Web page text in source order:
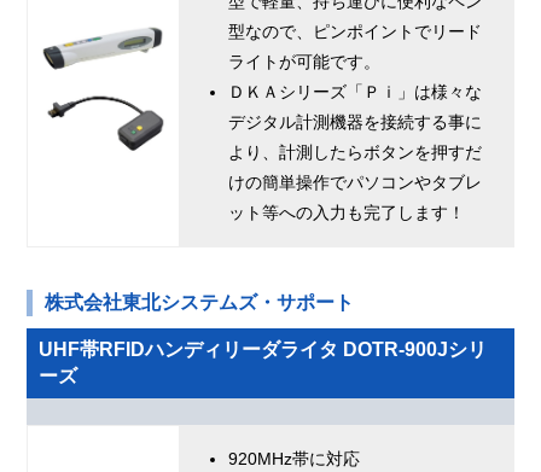
型なので、ピンポイントでリード
ライトが可能です。
ＤＫＡシリーズ「Ｐｉ」は様々な
デジタル計測機器を接続する事に
より、計測したらボタンを押すだ
けの簡単操作でパソコンやタブレ
ット等への入力も完了します！
株式会社東北システムズ・サポート
UHF帯RFIDハンディリーダライタ DOTR-900Jシリ
ーズ
920MHz帯に対応